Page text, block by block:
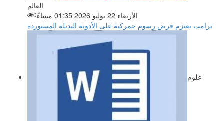
العالم
الأربعاء 22 يوليو 2026 01:35 مساءً
0
ترامب يعتزم فرض رسوم جمركية على الأدوية البديلة المستوردة
علوم